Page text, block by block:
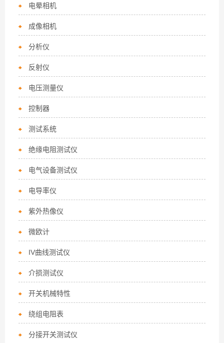
电晕相机
成像相机
分析仪
反射仪
电压测量仪
控制器
测试系统
绝缘电阻测试仪
电气设备测试仪
电导率仪
紫外热像仪
微欧计
IV曲线测试仪
介损测试仪
开关机械特性
绕组电阻表
分接开关测试仪